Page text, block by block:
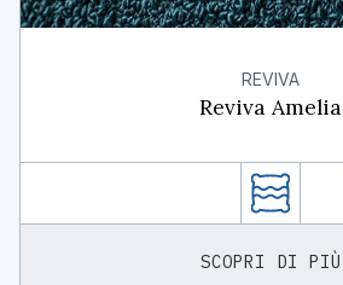
REVIVA
Reviva Amelia
SCOPRI DI PIÙ